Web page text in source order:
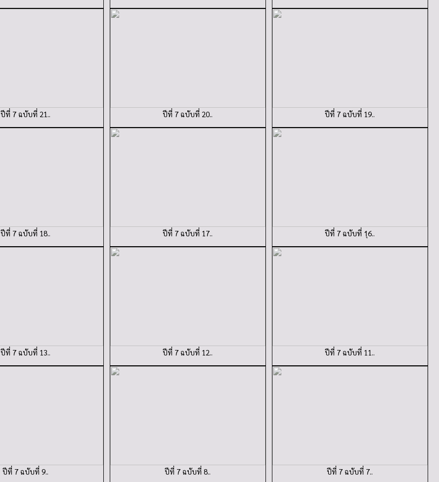
ปีที่ 7 ฉบับที่ 21.. ปีที่ 7 ฉบับที่ 20.. ปีที่ 7 ฉบับที่ 19..
ปีที่ 7 ฉบับที่ 18.. ปีที่ 7 ฉบับที่ 17.. ปีที่ 7 ฉบับที่ 1ุ6..
ปีที่ 7 ฉบับที่ 13.. ปีที่ 7 ฉบับที่ 12.. ปีที่ 7 ฉบับที่ 11..
ปีที่ 7 ฉบับที่ 9.. ปีที่ 7 ฉบับที่ 8.. ปีที่ 7 ฉบับที่ 7..